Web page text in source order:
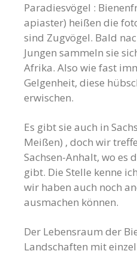
Paradiesvögel :
apiaster) heißen die
sind Zugvögel. Bald
Jungen sammeln sie
Afrika. Also wie fast
Gelgenheit, diese
erwischen.
Es gibt sie auch in
Meißen) , doch wir
Sachsen-Anhalt, wo es
gibt. Die Stelle kenne
wir haben auch noch
ausmachen können.
Der Lebensraum der
Landschaften mit